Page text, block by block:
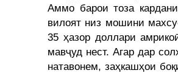
Аммо барои тоза
вилоят низ мошини
35 ҳазор доллари
мавҷуд нест. Агар дар
натавонем, заҳкашҳои